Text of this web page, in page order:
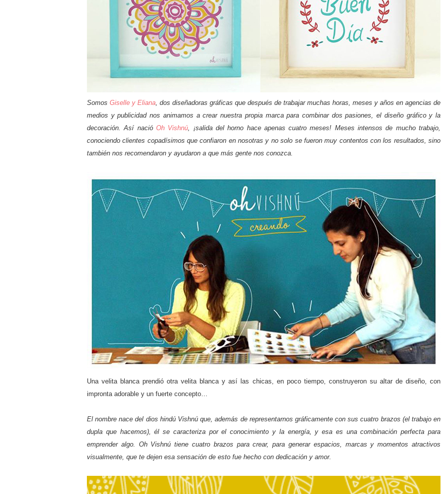
Somos Giselle y Eliana, dos diseñadoras gráficas que después de trabajar muchas horas, meses y años en agencias de
medios y publicidad nos animamos a crear nuestra propia marca para combinar dos pasiones, el diseño gráfico y la
decoración. Así nació Oh Vishnú, ¡salida del horno hace apenas cuatro meses! Meses intensos de mucho trabajo,
conociendo clientes copadísimos que confiaron en nosotras y no solo se fueron muy contentos con los resultados, sino
también nos recomendaron y ayudaron a que más gente nos conozca.
Una velita blanca prendió otra velita blanca y así las chicas, en poco tiempo, construyeron su altar de diseño, con
impronta adorable y un fuerte concepto…
El nombre nace del dios hindú Vishnú que, además de representarnos gráficamente con sus cuatro brazos (el trabajo en
dupla que hacemos), él se caracteriza por el conocimiento y la energía, y esa es una combinación perfecta para
emprender algo. Oh Vishnú tiene cuatro brazos para crear, para generar espacios, marcas y momentos atractivos
visualmente, que te dejen esa sensación de esto fue hecho con dedicación y amor.